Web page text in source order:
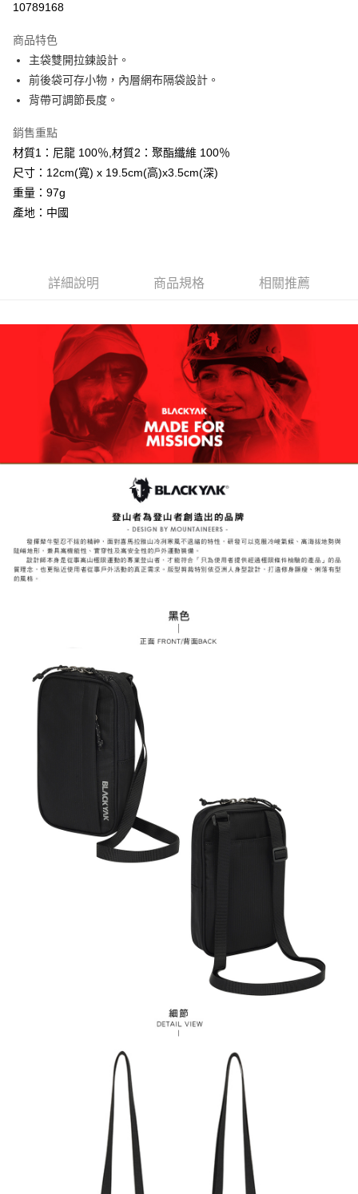
悠遊付
Google Pay
全盈+PAY
AFTEE先享後付
相關說明
【關於「AFTEE先享後付」】
AFTEE先享後付是「在收到商品之後才付款」的支付方式。 讓您購物簡單
便利好安心！
１．簡單：不需註冊會員、不需綁卡、不需儲值。
【「AFTEE先享後付」結帳流程】
１．於結帳方式選擇「AFTEE先享後付」後，將跳轉至「AFTEE先享後付」
３．收到繳費通知簡訊後14天內，點擊此簡訊中的連結，可透過四大超商／
ATM／網路銀行／等多元方式進行付款，方視為交易完成。
※ 請注意：結帳手續完成當下不需立刻繳費，但若您需要取消訂單，請聯絡
購買商品的店家。未經商家同意取消之訂單仍視為有效，需透過AFTEE先享
後付繳納相關費用。
※ 交易是否成功請以「AFTEE先享後付 」之結帳頁面顯示為準，若有關於
是否繳費成功／繳費後需取消欲退款等相關疑問，請聯繫「AFTEE先享後付
客戶支援中心」https://netprotections.freshdesk.com/support/home
【注意事項】
１．透過由恩沛科技股份有限公司提供之「AFTEE先享後付」服務完成之交
易，需依本服務之必要範圍內提供個人資料，並將交易相關給付款項請求債
權轉讓予恩沛科技股份有限公司。
２．關於個人資料處理事宜，請瀏覽以下網址：
https://aftee.tw/terms/#terms3
３．未成年的使用者請事先徵得法定代理人或監護人之同意方可使用
「AFTEE先享後付」，若未經同意申辦者引起之損失，本公司不負相關責
任。
５．嚴禁一人註冊多個帳號或使用他人資訊註冊。若發現惡意使用之情形，
恩沛科技股份有限公司將有權停止該用戶之使用額度並採取法律行動。
ATM付款
每筆NT$60，滿NT$599(含以上)免運費
萊爾富取貨付款
每筆NT$60，滿NT$799(含以上)免運費
付款後萊爾富取貨
每筆NT$60，滿NT$799(含以上)免運費
7-11取貨付款
每筆NT$60，滿NT$799(含以上)免運費
每筆NT$60，滿NT$799(含以上)免運費
宅配
每筆NT$70，滿NT$799(含以上)免運費
10789168
商品特色
主袋雙開拉鍊設計。
前後袋可存小物，內層網布隔袋設計。
背帶可調節長度。
銷售重點
材質1：尼龍 100％,材質2：聚酯纖維 100％
尺寸：12cm(寬) x 19.5cm(高)x3.5cm(深)
重量：97g
產地：中國
詳細說明 商品規格 相關推薦